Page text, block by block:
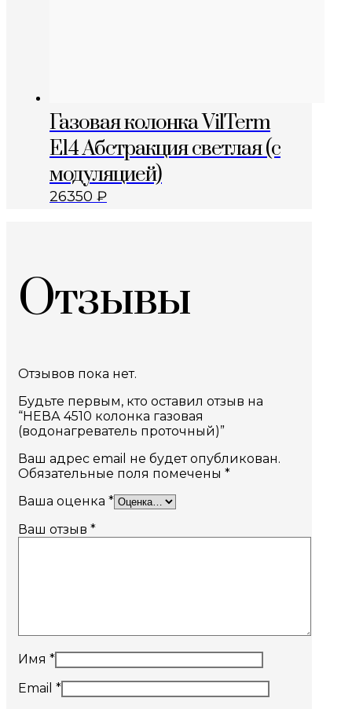
Газовая колонка VilTerm
E14 Абстракция светлая (с
модуляцией)
26350 ₽
Отзывы
Отзывов пока нет.
Будьте первым, кто оставил отзыв на
“НЕВА 4510 колонка газовая
(водонагреватель проточный)”
Ваш адрес email не будет опубликован.
Обязательные поля помечены *
Ваша оценка *
Ваш отзыв *
Имя *
Email *